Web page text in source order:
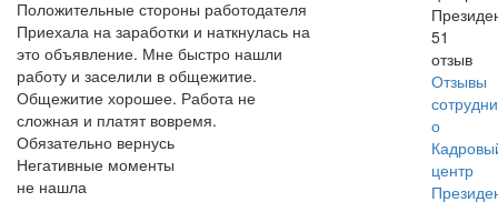
Положительные стороны работодателя
Приехала на заработки и наткнулась на
это объявление. Мне быстро нашли
работу и заселили в общежитие.
Общежитие хорошее. Работа не
сложная и платят вовремя.
Обязательно вернусь
Негативные моменты
не нашла
51
отзыв
Отзывы
о
центр